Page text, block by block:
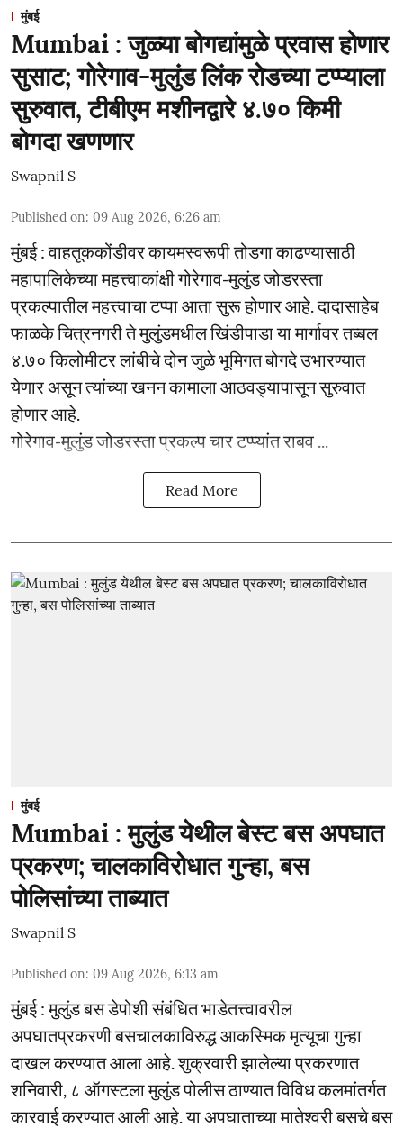
मुंबई
Mumbai : जुळ्या बोगद्यांमुळे प्रवास होणार
सुसाट; गोरेगाव-मुलुंड लिंक रोडच्या टप्प्याला
सुरुवात, टीबीएम मशीनद्वारे ४.७० किमी
बोगदा खणणार
Swapnil S
Published on: 09 Aug 2026, 6:26 am
मुंबई : वाहतूककोंडीवर कायमस्वरूपी तोडगा काढण्यासाठी
महापालिकेच्या महत्त्वाकांक्षी गोरेगाव-मुलुंड जोडरस्ता
प्रकल्पातील महत्त्वाचा टप्पा आता सुरू होणार आहे. दादासाहेब
फाळके चित्रनगरी ते मुलुंडमधील खिंडीपाडा या मार्गावर तब्बल
४.७० किलोमीटर लांबीचे दोन जुळे भूमिगत बोगदे उभारण्यात
येणार असून त्यांच्या खनन कामाला आठवड्यापासून सुरुवात
होणार आहे.
गोरेगाव-मुलुंड जोडरस्ता प्रकल्प चार टप्प्यांत राबव ...
Read More
मुंबई
Mumbai : मुलुंड येथील बेस्ट बस अपघात
प्रकरण; चालकाविरोधात गुन्हा, बस
पोलिसांच्या ताब्यात
Swapnil S
Published on: 09 Aug 2026, 6:13 am
मुंबई : मुलुंड बस डेपोशी संबंधित भाडेतत्त्वावरील
अपघातप्रकरणी बसचालकाविरुद्ध आकस्मिक मृत्यूचा गुन्हा
दाखल करण्यात आला आहे. शुक्रवारी झालेल्या प्रकरणात
शनिवारी, ८ ऑगस्टला मुलुंड पोलीस ठाण्यात विविध कलमांतर्गत
कारवाई करण्यात आली आहे. या अपघाताच्या मातेश्वरी बसचे बस